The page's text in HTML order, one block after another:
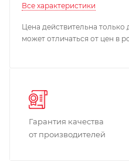
Все характеристики
Цена действительна только
может отличаться от цен в
Гарантия качества
от производителей